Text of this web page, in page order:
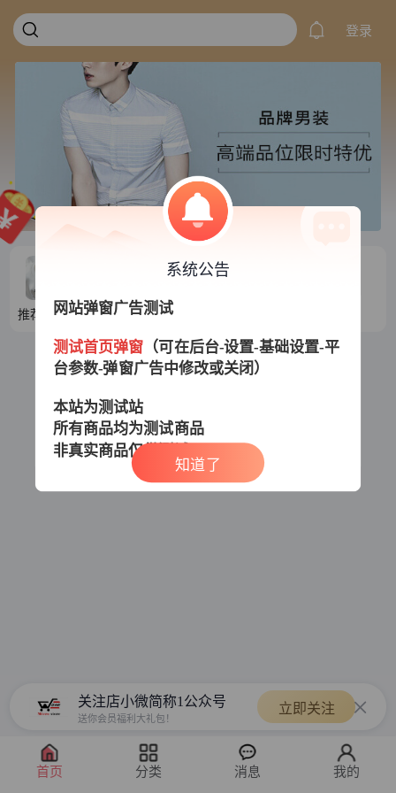
登录
推荐目录1 推荐目录2 推荐目录3
关注店小微简称1公众号
送你会员福利大礼包！
立即关注
系统公告
网站弹窗广告测试
测试首页弹窗 （可在后台-设置-基础设置-平
台参数-弹窗广告中修改或关闭）
本站为测试站
所有商品均为测试商品
非真实商品仅供测试
知道了
首页 分类 消息 我的